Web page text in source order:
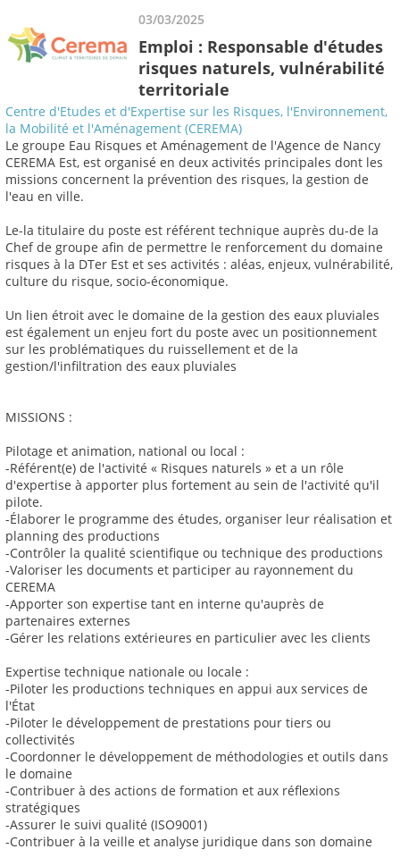
03/03/2025
Emploi : Responsable d'études
risques naturels, vulnérabilité
territoriale
Centre d'Etudes et d'Expertise sur les Risques, l'Environnement,
la Mobilité et l'Aménagement (CEREMA)
Le groupe Eau Risques et Aménagement de l'Agence de Nancy
CEREMA Est, est organisé en deux activités principales dont les
missions concernent la prévention des risques, la gestion de
l'eau en ville.
Le-la titulaire du poste est référent technique auprès du-de la
Chef de groupe afin de permettre le renforcement du domaine
risques à la DTer Est et ses activités : aléas, enjeux, vulnérabilité,
culture du risque, socio-économique.
Un lien étroit avec le domaine de la gestion des eaux pluviales
est également un enjeu fort du poste avec un positionnement
sur les problématiques du ruissellement et de la
gestion/l'infiltration des eaux pluviales
MISSIONS :
Pilotage et animation, national ou local :
-Référent(e) de l'activité « Risques naturels » et a un rôle
d'expertise à apporter plus fortement au sein de l'activité qu'il
pilote.
-Élaborer le programme des études, organiser leur réalisation et
planning des productions
-Contrôler la qualité scientifique ou technique des productions
-Valoriser les documents et participer au rayonnement du
CEREMA
-Apporter son expertise tant en interne qu'auprès de
partenaires externes
-Gérer les relations extérieures en particulier avec les clients
Expertise technique nationale ou locale :
-Piloter les productions techniques en appui aux services de
l'État
-Piloter le développement de prestations pour tiers ou
collectivités
-Coordonner le développement de méthodologies et outils dans
le domaine
-Contribuer à des actions de formation et aux réflexions
stratégiques
-Assurer le suivi qualité (ISO9001)
-Contribuer à la veille et analyse juridique dans son domaine